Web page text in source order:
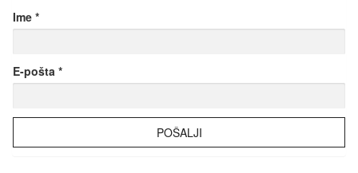
Ime *
E-pošta *